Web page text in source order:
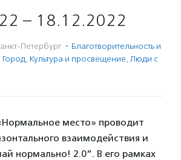
– 18.12.2022
Петербург · Благотвори­тель­ность и
Город, Культура и просвещение, Люди с
место» проводит
взаимодействия и
нормально! 2.0”. В его рамках